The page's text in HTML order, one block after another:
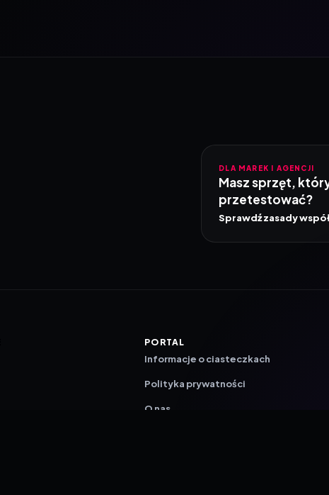
DLA MAREK I AGENCJI
Masz sprzęt,
przetestować?
Sprawdź zasady
PORTAL
Informacje o ciasteczkach
Polityka prywatności
O nas